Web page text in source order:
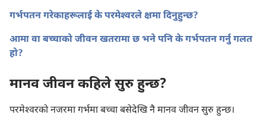
गर्भपतन गरेकाहरूलाई के परमेश्‍वरले क्षमा दिनुहुन्छ?
आमा वा बच्चाको जीवन खतरामा छ भने पनि के गर्भपतन गर्नु गलत
हो?
मानव जीवन कहिले सुरु हुन्छ?
परमेश्‍वरको नजरमा गर्भमा बच्चा बसेदेखि नै मानव जीवन सुरु हुन्छ।